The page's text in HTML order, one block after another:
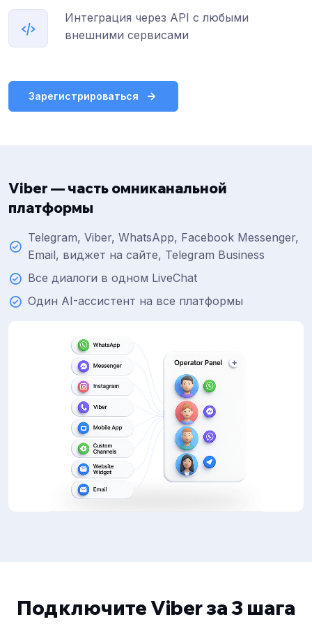
Интеграция через API с любыми
внешними сервисами
Зарегистрироваться
Viber — часть омниканальной
платформы
Telegram, Viber, WhatsApp, Facebook Messenger,
Email, виджет на сайте, Telegram Business
Все диалоги в одном LiveChat
Один AI-ассистент на все платформы
Подключите Viber за 3 шага